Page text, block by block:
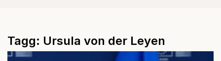
Tagg: Ursula von der Leyen